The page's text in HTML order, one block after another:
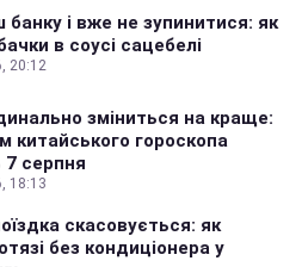
банку і вже не зупинитися: як
в соусі сацебелі
20:12
зміниться на краще:
китайського гороскопа
серпня
18:13
скасовується: як
без кондиціонера у